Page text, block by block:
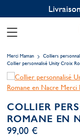
Merci Maman
Colliers
Collier personnalisé Unity Croix
COLLIER
ROMANE EN
99,00 €